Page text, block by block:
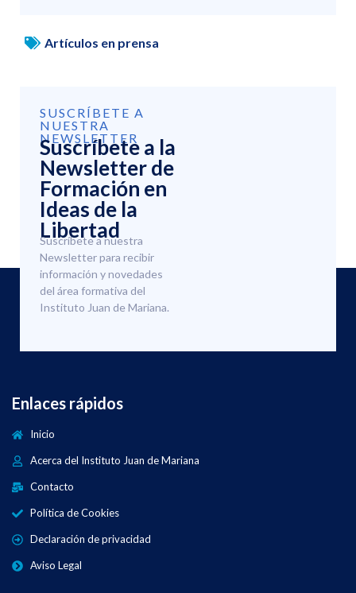
Artículos en prensa
SUSCRÍBETE A
NUESTRA
NEWSLETTER
Suscríbete a la
Newsletter de
Formación en
Ideas de la
Libertad
Suscríbete a nuestra
Newsletter para recibir
información y novedades
del área formativa del
Instituto Juan de Mariana.
Enlaces rápidos
Inicio
Acerca del Instituto Juan de Mariana
Contacto
Política de Cookies
Declaración de privacidad
Aviso Legal